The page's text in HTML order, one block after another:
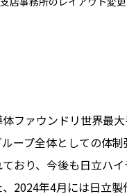
ファウンドリ世界最
ループ全体としての体
ており、今後も日立ハ
、2024年4月には日立